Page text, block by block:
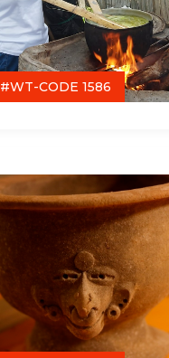
#WT-CODE 1586